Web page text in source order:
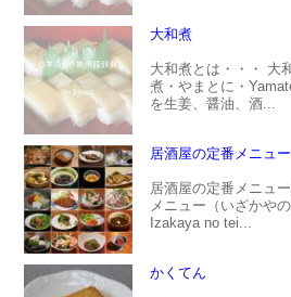
大和煮
大和煮とは・・・ 大
煮・やまとに・
を生姜、醤油、酒...
居酒屋の定番メニュー
居酒屋の定番メニュ
メニュー（いざかや
Izakaya no tei...
かくてん